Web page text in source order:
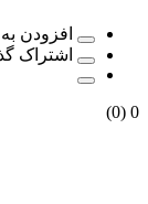
افزودن
اشتراک
0
(0)